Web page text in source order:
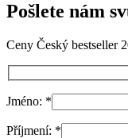
Pošlete nám
Ceny Český bestseller
Jméno: *
Příjmení: *